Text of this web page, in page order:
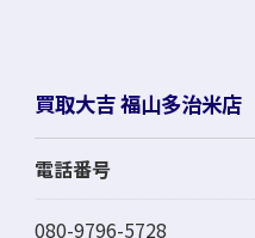
買取大吉 福山多治米店
電話番号
080-9796-5728